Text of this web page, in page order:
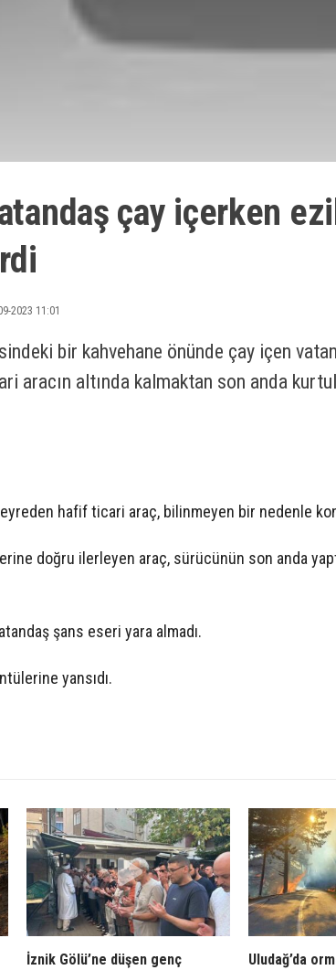
çay içerken
2023 11:01
bir kahvehane önünde çay içen
aracın altında kalmaktan son anda
hafif ticari araç, bilinmeyen bir nedenle
doğru ilerleyen araç, sürücünün son anda
şans eseri yara almadı.
yansıdı.
İznik Gölü’ne düşen genç
Uludağ’da